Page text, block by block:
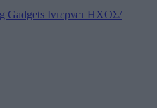
Gadgets Ιντερνετ ΗΧΟΣ/